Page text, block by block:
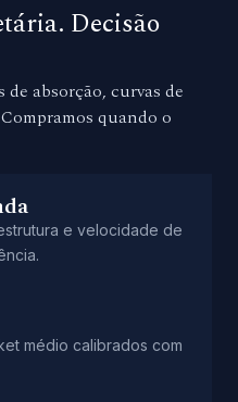
Decisão
de absorção, curvas de
quando o
e velocidade de
médio calibrados com